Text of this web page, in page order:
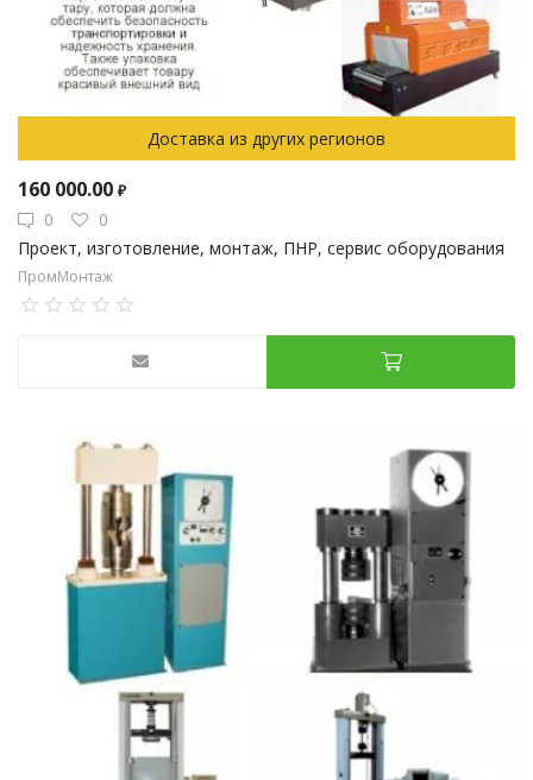
Доставка из других регионов
160 000.00 ₽
0
0
Проект, изготовление, монтаж, ПНР, сервис оборудования
ПромМонтаж